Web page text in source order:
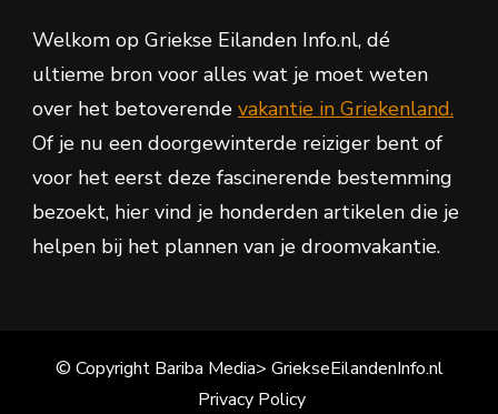
Welkom op Griekse Eilanden Info.nl, dé
ultieme bron voor alles wat je moet weten
over het betoverende vakantie in Griekenland.
Of je nu een doorgewinterde reiziger bent of
voor het eerst deze fascinerende bestemming
bezoekt, hier vind je honderden artikelen die je
helpen bij het plannen van je droomvakantie.
© Copyright Bariba Media> GriekseEilandenInfo.nl
Privacy Policy